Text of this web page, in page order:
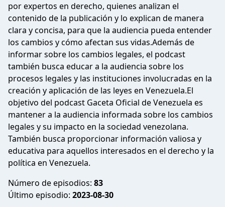
por expertos en derecho, quienes analizan el
contenido de la publicación y lo explican de manera
clara y concisa, para que la audiencia pueda entender
los cambios y cómo afectan sus vidas.Además de
informar sobre los cambios legales, el podcast
también busca educar a la audiencia sobre los
procesos legales y las instituciones involucradas en la
creación y aplicación de las leyes en Venezuela.El
objetivo del podcast Gaceta Oficial de Venezuela es
mantener a la audiencia informada sobre los cambios
legales y su impacto en la sociedad venezolana.
También busca proporcionar información valiosa y
educativa para aquellos interesados en el derecho y la
política en Venezuela.
Número de episodios: 83
Último episodio: 2023-08-30